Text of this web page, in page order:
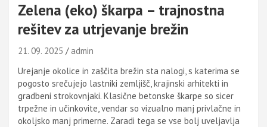
Zelena (eko) škarpa – trajnostna
rešitev za utrjevanje brežin
21. 09. 2025
admin
Urejanje okolice in zaščita brežin sta nalogi, s katerima se
pogosto srečujejo lastniki zemljišč, krajinski arhitekti in
gradbeni strokovnjaki. Klasične betonske škarpe so sicer
trpežne in učinkovite, vendar so vizualno manj privlačne in
okoljsko manj primerne. Zaradi tega se vse bolj uveljavlja